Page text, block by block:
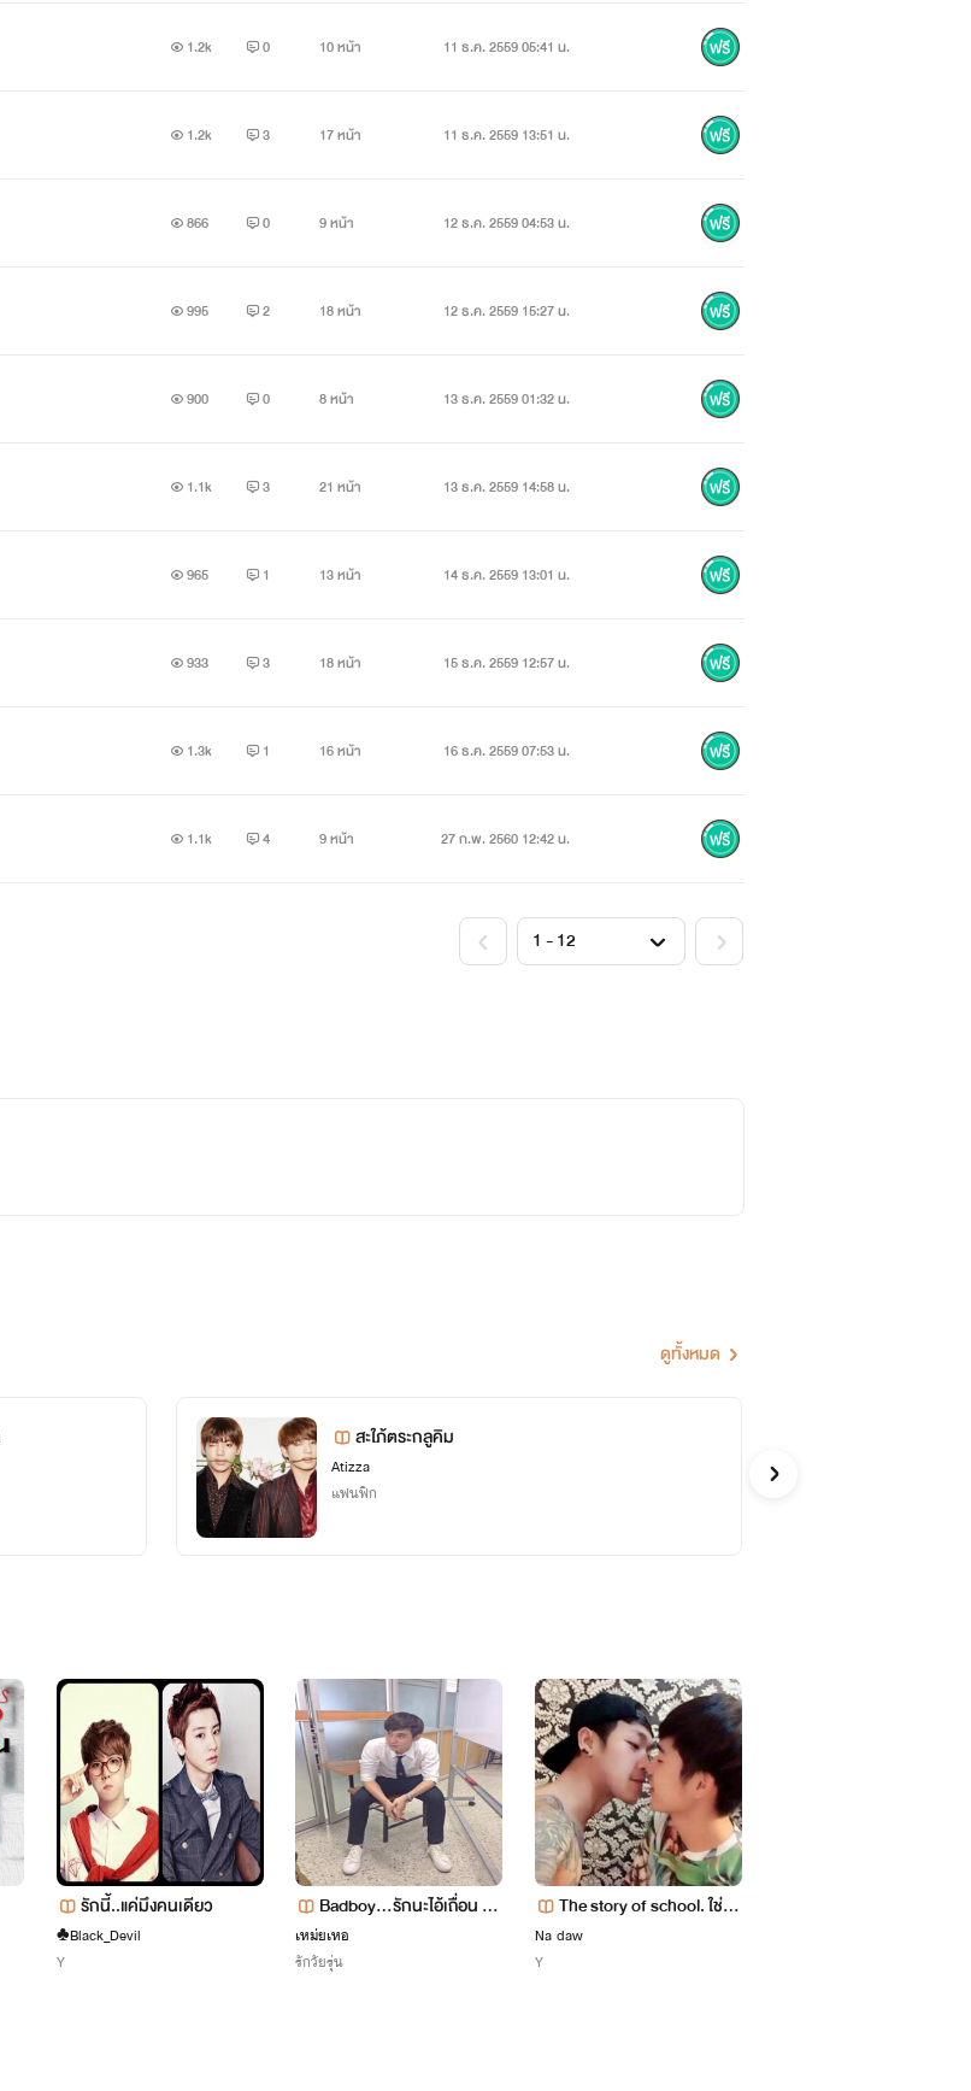
1.2k 0 10 หน้า 11 ธ.ค. 2559 05:41 น.
1.2k 3 17 หน้า 11 ธ.ค. 2559 13:51 น.
866 0 9 หน้า 12 ธ.ค. 2559 04:53 น.
995 2 18 หน้า 12 ธ.ค. 2559 15:27 น.
900 0 8 หน้า 13 ธ.ค. 2559 01:32 น.
1.1k 3 21 หน้า 13 ธ.ค. 2559 14:58 น.
965 1 13 หน้า 14 ธ.ค. 2559 13:01 น.
933 3 18 หน้า 15 ธ.ค. 2559 12:57 น.
1.3k 1 16 หน้า 16 ธ.ค. 2559 07:53 น.
1.1k 4 9 หน้า 27 ก.พ. 2560 12:42 น.
ดูทั้งหมด
สะใภ้ตระกลูคิม
Atizza
แฟนฟิก
รักนี้..แค่มึงคนเดียว
♣Black_Devil
Y
ฺBadboy...รักนะไอ้เถื่อน 18
+
เหม่ยเหอ
รักวัยรุ่น
The story of school. ใช่รัก
รึปล่าว
Na daw
Y